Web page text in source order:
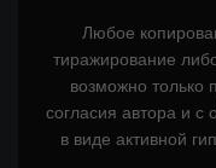
Любое
тиражирование
возможно только
согласия автора и с
в виде активной